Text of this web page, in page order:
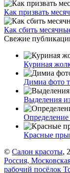
Как призвать
Как сбить
Свежие
Куриная
Димиа фото
Выделения
Определение
Красные
© Салон красоты,
Россия,
рабочий посёлок